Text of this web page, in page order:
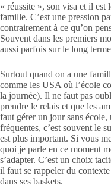
« réussite », son visa et il
famille. C’est une pression
contrairement à ce qu’on
Souvent dans les premiers
aussi parfois sur le long
Surtout quand on a une
comme les USA où l’école
la journée). Il ne faut pas
prendre le relais et que les
faut gérer un jour sans école,
fréquentes, c’est souvent le
est plus important. Si vous
quoi je parle en ce moment
s’adapter. C’est un choix
il faut se rappeler du
dans ses baskets.